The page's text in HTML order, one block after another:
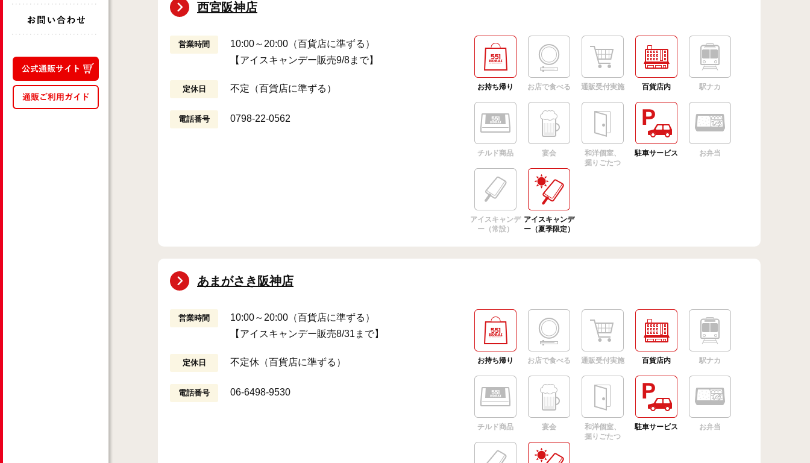
西宮阪神店
営業時間
10:00～20:00（百貨店に準ずる）
【アイスキャンデー販売9/8まで】
定休日 不定（百貨店に準ずる）
電話番号 0798-22-0562
お持ち帰り お店で食べる 通販受付実施 百貨店内 駅ナカ
チルド商品 宴会
和洋個室、
掘りごたつ
駐車サービス お弁当
アイスキャンデ
ー（常設）
アイスキャンデ
ー（夏季限定）
あまがさき阪神店
営業時間
10:00～20:00（百貨店に準ずる）
【アイスキャンデー販売8/31まで】
定休日 不定休（百貨店に準ずる）
電話番号 06-6498-9530
お持ち帰り お店で食べる 通販受付実施 百貨店内 駅ナカ
チルド商品 宴会
和洋個室、
掘りごたつ
駐車サービス お弁当